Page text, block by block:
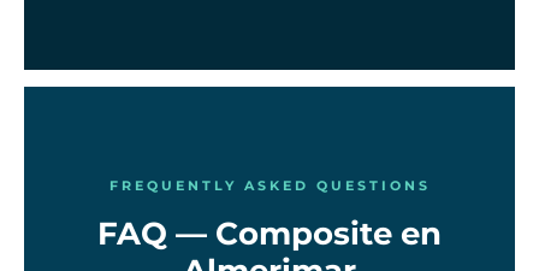
FREQUENTLY ASKED QUESTIONS
FAQ — Composite en